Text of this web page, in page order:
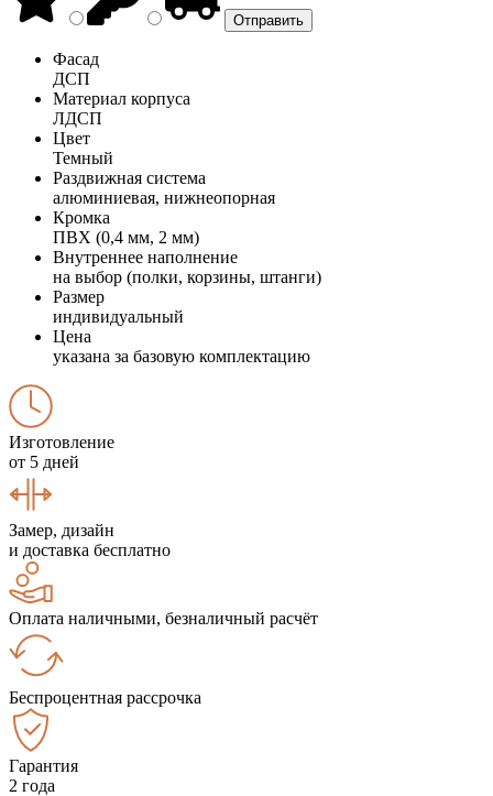
Фасад
ДСП
Материал корпуса
ЛДСП
Цвет
Темный
Раздвижная система
алюминиевая, нижнеопорная
Кромка
ПВХ (0,4 мм, 2 мм)
Внутреннее наполнение
на выбор (полки, корзины, штанги)
Размер
индивидуальный
Цена
указана за базовую комплектацию
Изготовление
от 5 дней
Замер, дизайн
и доставка бесплатно
Оплата наличными, безналичный расчёт
Беспроцентная рассрочка
Гарантия
2 года